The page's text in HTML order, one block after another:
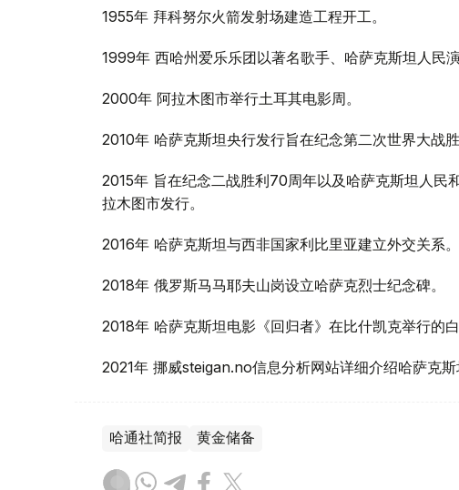
1955年 拜科努尔火箭发射场建造工程开工。
1999年 西哈州爱乐乐团以著名歌手、哈萨克斯坦人民
2000年 阿拉木图市举行土耳其电影周。
2010年 哈萨克斯坦央行发行旨在纪念第二次世界大战
2015年 旨在纪念二战胜利70周年以及哈萨克斯坦人民
拉木图市发行。
2016年 哈萨克斯坦与西非国家利比里亚建立外交关系。
2018年 俄罗斯马马耶夫山岗设立哈萨克烈士纪念碑。
2018年 哈萨克斯坦电影《回归者》在比什凯克举行的
2021年 挪威steigan.no信息分析网站详细介绍哈萨克
哈通社简报 黄金储备